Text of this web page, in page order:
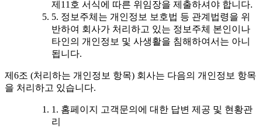
제11호 서식에 따른 위임장을 제출하셔야 합니다.
5. 정보주체는 개인정보 보호법 등 관계법령을 위
반하여 회사가 처리하고 있는 정보주체 본인이나
타인의 개인정보 및 사생활을 침해하여서는 아니
됩니다.
제6조 (처리하는 개인정보 항목) 회사는 다음의 개인정보 항목
을 처리하고 있습니다.
1. 홈페이지 고객문의에 대한 답변 제공 및 현황관
리